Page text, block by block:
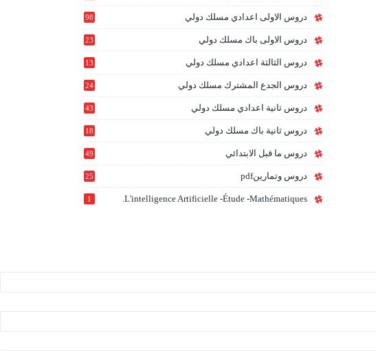
دروس الاولى اعدادي مسلك دولي 98
دروس الاولى باك مسلك دولي
23
دروس الثالثة اعدادي مسلك دولي
13
دروس الجدع المشترك مسلك دولي
24
دروس ثانية اعدادي مسلك دولي 43
دروس ثانية باك مسلك دولي
18
دروس ما قبل الابتدائي 49
دروس وتمارينpdf 25
L'intelligence Artificielle -étude -mathématiques.
1